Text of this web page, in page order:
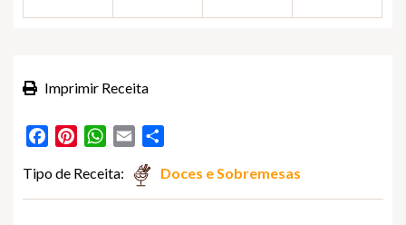
Imprimir Receita
FacebookPinterestWhatsApp
Email
Tipo de Receita: Doces e Sobremesas